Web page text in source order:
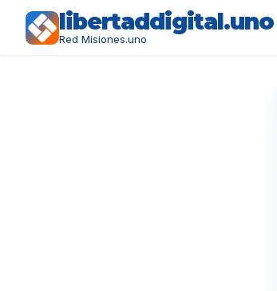
libertaddigital.uno
Red Misiones.uno